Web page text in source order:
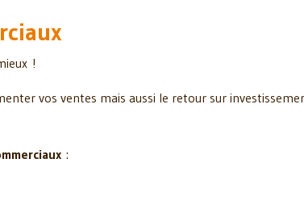
!
vos ventes mais aussi le retour sur
: